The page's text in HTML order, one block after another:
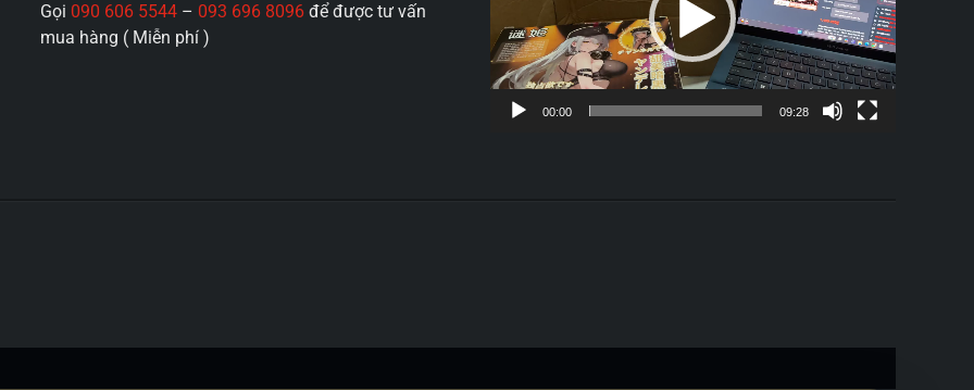
nam
giới
Gọi 090 606 5544 – 093 696 8096 để được tư vấn
mua hàng ( Miễn phí )
00:00 09:28